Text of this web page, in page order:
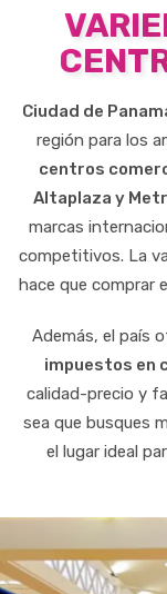
Ciudad de
región para los
centros
Altaplaza y
marcas
competitivos. La
hace que comprar
Además, el país
impuestos en
calidad-precio y
sea que busques
el lugar ideal